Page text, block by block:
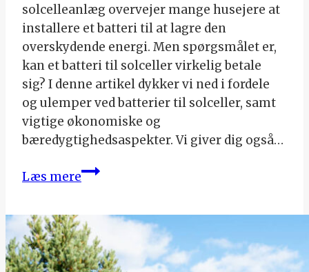
solcelleanlæg overvejer mange husejere at
installere et batteri til at lagre den
overskydende energi. Men spørgsmålet er,
kan et batteri til solceller virkelig betale
sig? I denne artikel dykker vi ned i fordele
og ulemper ved batterier til solceller, samt
vigtige økonomiske og
bæredygtighedsaspekter. Vi giver dig også…
Læs mereKan
solceller
betale
sig